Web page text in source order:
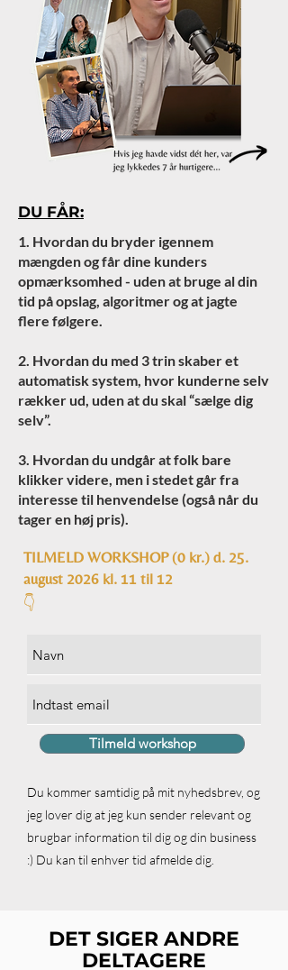
DU FÅR:
1. Hvordan du bryder igennem
mængden og får dine kunders
opmærksomhed - uden at bruge al din
tid på opslag, algoritmer og at jagte
flere følgere.
2. Hvordan du med 3 trin skaber et
automatisk system, hvor kunderne selv
rækker ud, uden at du skal “sælge dig
selv”.
3. Hvordan du undgår at folk bare
klikker videre, men i stedet går fra
interesse til henvendelse (også når du
tager en høj pris).
TILMELD WORKSHOP (0 kr.) d. 25.
august 2026 kl. 11 til 12
👇
Tilmeld workshop
Du kommer samtidig på mit nyhedsbrev, og
jeg lover dig at jeg kun sender relevant og
brugbar information til dig og din business
:) Du kan til enhver tid afmelde dig.
DET SIGER ANDRE
DELTAGERE